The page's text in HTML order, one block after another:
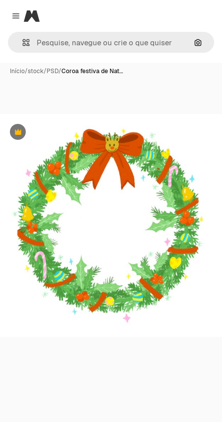
Close menu
Magnific
Início/stock/PSD/Coroa festiva de Nat…
Premium